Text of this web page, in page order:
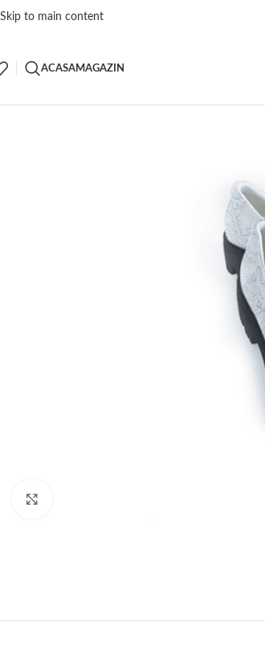
Skip to main content
ACASAMAGAZIN